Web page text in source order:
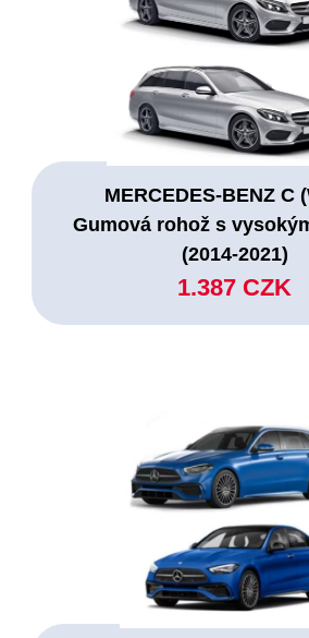
MERCEDES-BENZ C
Gumová rohož s
(2014-2021)
1.387 CZK